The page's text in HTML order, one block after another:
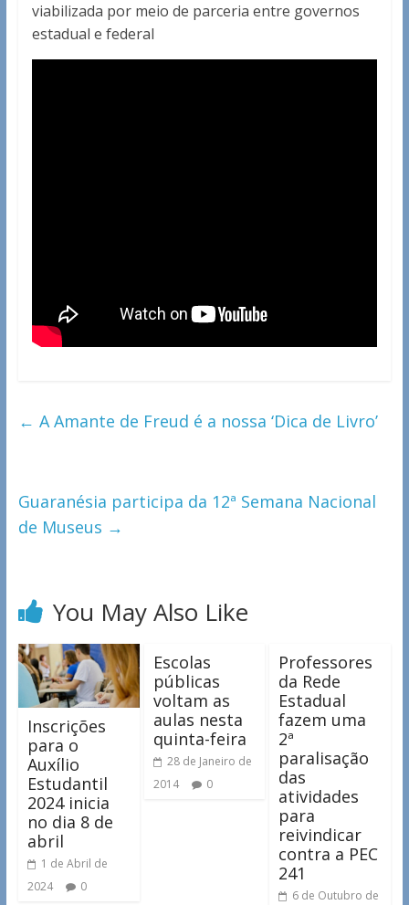
viabilizada por meio de parceria entre governos
estadual e federal
← A Amante de Freud é a nossa ‘Dica de Livro’
Guaranésia participa da 12ª Semana Nacional
de Museus →
You May Also Like
Inscrições
para o
Auxílio
Estudantil
2024 inicia
no dia 8 de
abril
1 de Abril de
2024
0
Escolas
públicas
voltam as
aulas nesta
quinta-feira
28 de Janeiro de
2014
0
Professores
da Rede
Estadual
fazem uma
2ª
paralisação
das
atividades
para
reivindicar
contra a PEC
241
6 de Outubro de